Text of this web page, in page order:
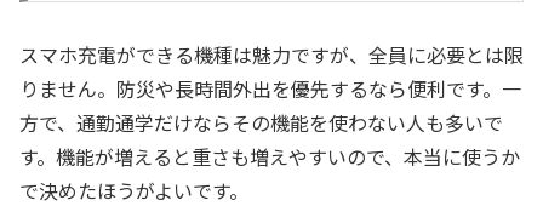
スマホ充電ができる機種は魅力ですが、全員に必要とは限
りません。防災や長時間外出を優先するなら便利です。一
方で、通勤通学だけならその機能を使わない人も多いで
す。機能が増えると重さも増えやすいので、本当に使うか
で決めたほうがよいです。